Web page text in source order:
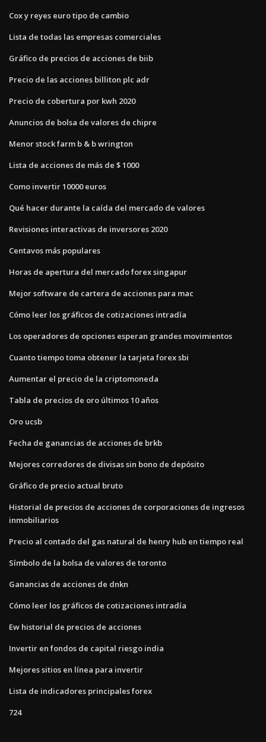
Cox y reyes euro tipo de cambio
Lista de todas las empresas comerciales
Gráfico de precios de acciones de biib
Precio de las acciones billiton plc adr
Precio de cobertura por kwh 2020
Anuncios de bolsa de valores de chipre
Menor stock farm b & b wrington
Lista de acciones de más de $ 1000
Como invertir 10000 euros
Qué hacer durante la caída del mercado de valores
Revisiones interactivas de inversores 2020
Centavos más populares
Horas de apertura del mercado forex singapur
Mejor software de cartera de acciones para mac
Cómo leer los gráficos de cotizaciones intradía
Los operadores de opciones esperan grandes movimientos
Cuanto tiempo toma obtener la tarjeta forex sbi
Aumentar el precio de la criptomoneda
Tabla de precios de oro últimos 10 años
Oro ucsb
Fecha de ganancias de acciones de brkb
Mejores corredores de divisas sin bono de depósito
Gráfico de precio actual bruto
Historial de precios de acciones de corporaciones de ingresos
inmobiliarios
Precio al contado del gas natural de henry hub en tiempo real
Símbolo de la bolsa de valores de toronto
Ganancias de acciones de dnkn
Cómo leer los gráficos de cotizaciones intradía
Ew historial de precios de acciones
Invertir en fondos de capital riesgo india
Mejores sitios en línea para invertir
Lista de indicadores principales forex
724